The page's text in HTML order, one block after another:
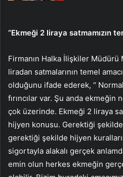
“Ekmeği 2 liraya satmamızın
Firmanın Halka İlişkiler Müdürü
liradan satmalarının temel
olduğunu ifade ederek, “
fırıncılar var. Şu anda ekmeğin
çok üzerinde. Ekmeği 2 liraya
hijyen konusu. Gerektiği
gerektiği şekilde hijyen
sigortayla alakalı gerçek
emin olun herkes ekmeğin